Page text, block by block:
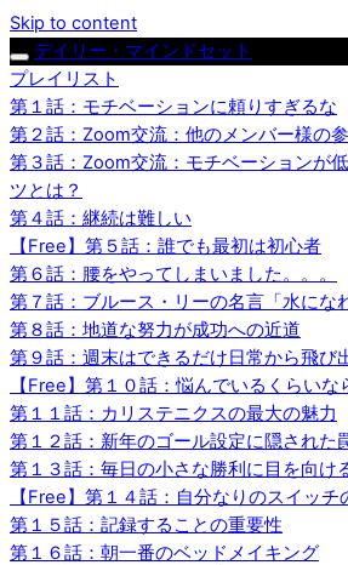
Skip to content
デイリー・マインドセット
プレイリスト
第１話：モチベーションに頼りすぎるな
第２話：Zoom交流：他のメンバー様の
第３話：Zoom交流：モチベーションが
ツとは？
第４話：継続は難しい
【Free】第５話：誰でも最初は初心者
第６話：腰をやってしまいました。。。
第７話：ブルース・リーの名言「水にな
第８話：地道な努力が成功への近道
第９話：週末はできるだけ日常から飛び
【Free】第１０話：悩んでいるくらいな
第１１話：カリステニクスの最大の魅力
第１２話：新年のゴール設定に隠された
第１３話：毎日の小さな勝利に目を向け
【Free】第１４話：自分なりのスイッチ
第１５話：記録することの重要性
第１６話：朝一番のベッドメイキング